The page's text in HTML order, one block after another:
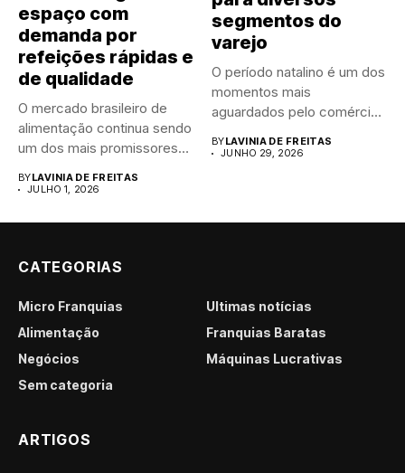
espaço com
demanda por
refeições rápidas e
de qualidade
O mercado brasileiro de
alimentação continua sendo
um dos mais promissores
BYLAVINIA DE FREITAS
JULHO 1, 2026
segmentos do
varejo
O período natalino é um dos
momentos mais
aguardados pelo comércio
BYLAVINIA DE FREITAS
JUNHO 29, 2026
CATEGORIAS
Micro Franquias
Últimas notícias
Alimentação
Franquias Baratas
Negócios
Máquinas Lucrativas
Sem categoria
ARTIGOS